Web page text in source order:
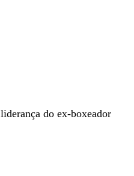
do ex-boxeador